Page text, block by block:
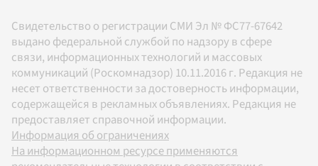
Свидетельство о регистрации СМИ Эл № ФС77-67642
выдано федеральной службой по надзору в сфере
связи, информационных технологий и массовых
коммуникаций (Роскомнадзор) 10.11.2016 г. Редакция не
несет ответственности за достоверность информации,
содержащейся в рекламных объявлениях. Редакция не
предоставляет справочной информации.
Информация об ограничениях
На информационном ресурсе применяются